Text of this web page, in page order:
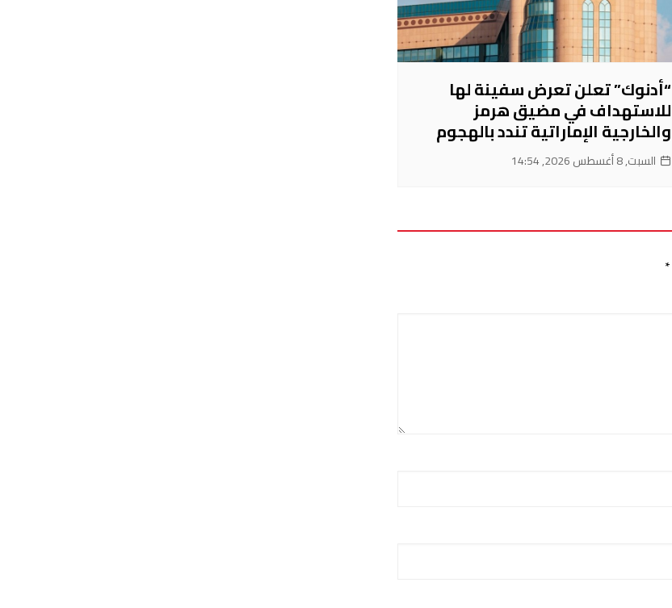
“أدنوك” تعلن تعرض سفينة لها
للاستهداف في مضيق هرمز
والخارجية الإماراتية تندد بالهجوم
السبت, 8 أغسطس 2026, 14:54
*